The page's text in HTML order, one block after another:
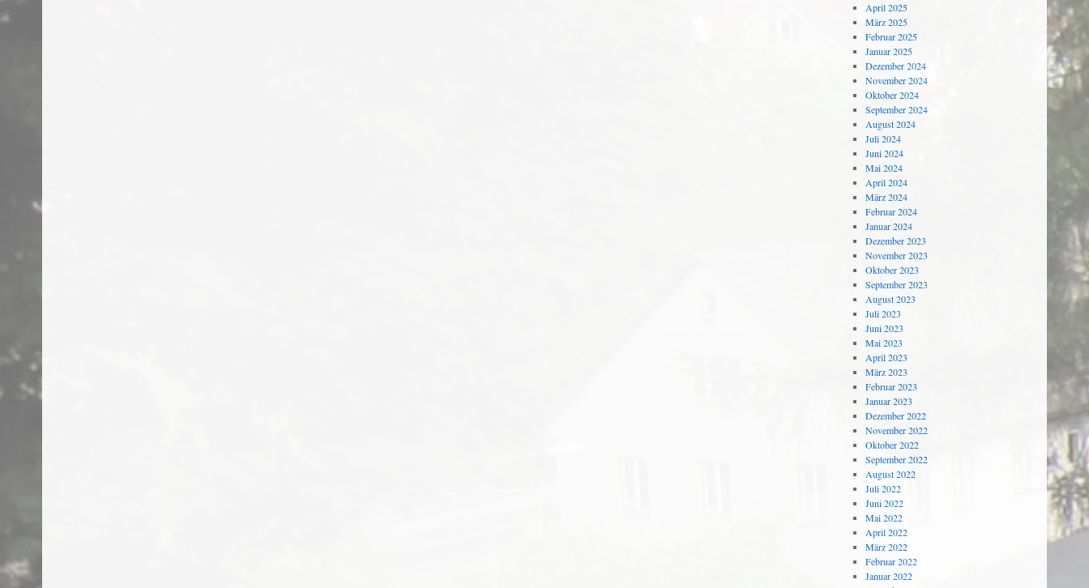
April 2025
März 2025
Februar 2025
Januar 2025
Dezember 2024
November 2024
Oktober 2024
September 2024
August 2024
Juli 2024
Juni 2024
Mai 2024
April 2024
März 2024
Februar 2024
Januar 2024
Dezember 2023
November 2023
Oktober 2023
September 2023
August 2023
Juli 2023
Juni 2023
Mai 2023
April 2023
März 2023
Februar 2023
Januar 2023
Dezember 2022
November 2022
Oktober 2022
September 2022
August 2022
Juli 2022
Juni 2022
Mai 2022
April 2022
März 2022
Februar 2022
Januar 2022